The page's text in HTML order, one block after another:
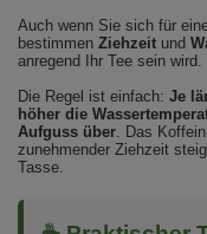
Auch wenn Sie sich für
bestimmen Ziehzeit und
anregend Ihr Tee sein wird.
Die Regel ist einfach: Je
höher die
Aufguss über. Das
zunehmender Ziehzeit
Tasse.